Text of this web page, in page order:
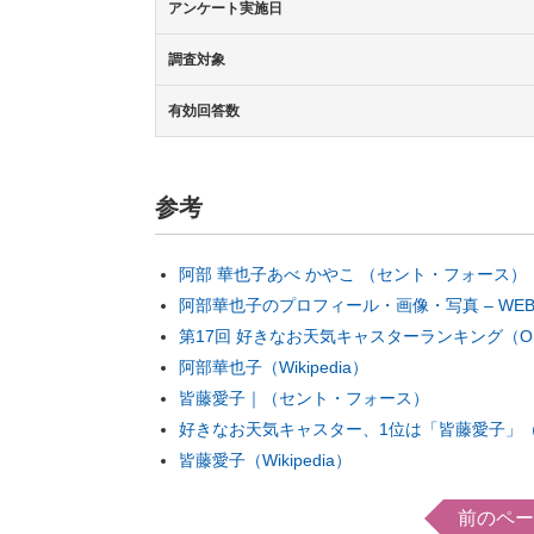
アンケート実施日
調査対象
有効回答数
参考
阿部 華也子あべ かやこ （セント・フォース）
阿部華也子のプロフィール・画像・写真 –
第17回 好きなお天気キャスターランキング（
阿部華也子（Wikipedia）
皆藤愛子｜（セント・フォース）
好きなお天気キャスター、1位は「皆藤愛子」
皆藤愛子（Wikipedia）
前のペ